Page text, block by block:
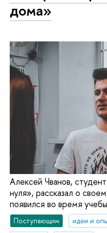
дома»
Алексей Чванов,
нуля», рассказал о
появился во время
Поступающим
идеи и